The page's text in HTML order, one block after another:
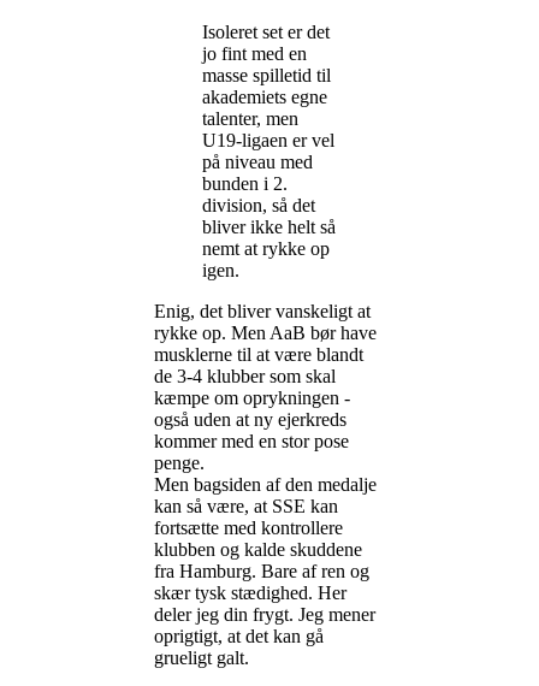
Isoleret set er det
jo fint med en
masse spilletid til
akademiets egne
talenter, men
U19-ligaen er vel
på niveau med
bunden i 2.
division, så det
bliver ikke helt så
nemt at rykke op
igen.
Enig, det bliver vanskeligt at
rykke op. Men AaB bør have
musklerne til at være blandt
de 3-4 klubber som skal
kæmpe om oprykningen -
også uden at ny ejerkreds
kommer med en stor pose
penge.
Men bagsiden af den medalje
kan så være, at SSE kan
fortsætte med kontrollere
klubben og kalde skuddene
fra Hamburg. Bare af ren og
skær tysk stædighed. Her
deler jeg din frygt. Jeg mener
oprigtigt, at det kan gå
grueligt galt.